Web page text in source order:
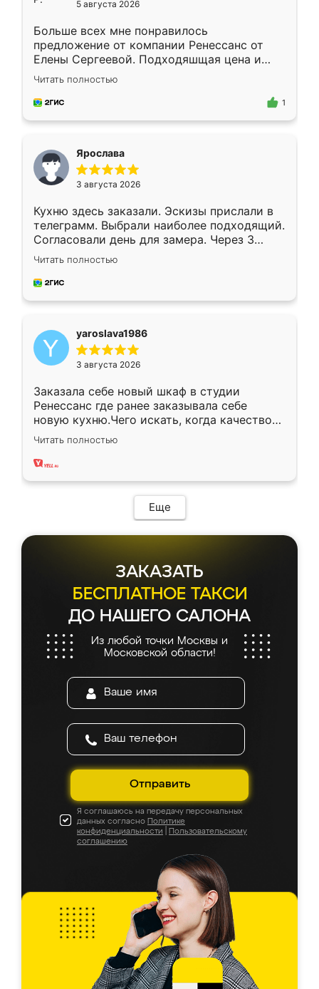
5 августа 2026
Больше всех мне понравилось
предложение от компании Ренессанс от
Елены Сергеевой. Подходяшщая цена и
короткие сроки изготовления. Приехавший
для замера сотрудник Владислав
предложил по моему эскизу самый
Читать полностью
1
Ярослава
3 августа 2026
Кухню здесь заказали. Эскизы прислали в
телеграмм. Выбрали наиболее подходящий.
Согласовали день для замера. Через 3
недели кухня была уже готова. Остались
довольны работой. Спасибо Ренессанс
мебель за качественную работу!
Читать полностью
yaroslava1986
3 августа 2026
Заказала себе новый шкаф в студии
Ренессанс где ранее заказывала себе
новую кухню.Чего искать, когда качеством
вполне довольна. Служит кухня уже почти
два года, нареканий нет.
Читать полностью
Еще
ЗАКАЗАТЬ
БЕСПЛАТНОЕ ТАКСИ
ДО НАШЕГО САЛОНА
Из любой точки Москвы и
Московской области!
Отправить
Я соглашаюсь на передачу персональных
данных согласно Политике
конфиденциальности
Пользовательскому
соглашению